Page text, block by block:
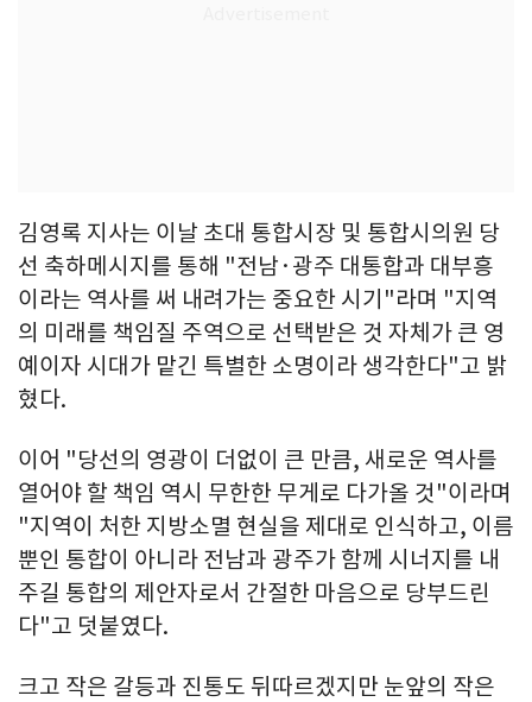
김영록 지사는 이날 초대 통합시장 및 통합시의원 당
선 축하메시지를 통해 "전남·광주 대통합과 대부흥
이라는 역사를 써 내려가는 중요한 시기"라며 "지역
의 미래를 책임질 주역으로 선택받은 것 자체가 큰 영
예이자 시대가 맡긴 특별한 소명이라 생각한다"고 밝
혔다.
이어 "당선의 영광이 더없이 큰 만큼, 새로운 역사를
열어야 할 책임 역시 무한한 무게로 다가올 것"이라며
"지역이 처한 지방소멸 현실을 제대로 인식하고, 이름
뿐인 통합이 아니라 전남과 광주가 함께 시너지를 내
주길 통합의 제안자로서 간절한 마음으로 당부드린
다"고 덧붙였다.
크고 작은 갈등과 진통도 뒤따르겠지만 눈앞의 작은